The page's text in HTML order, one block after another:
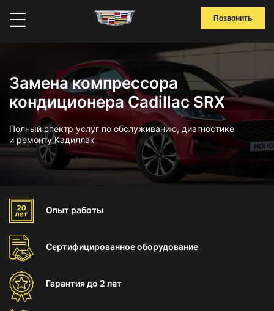
Позвонить
Замена компрессора
кондиционера Cadillac SRX
Полный спектр услуг по обслуживанию, диагностике
и ремонту Кадиллак
Опыт работы
Сертифицированноеоборудование
Гарантиядо 2 лет